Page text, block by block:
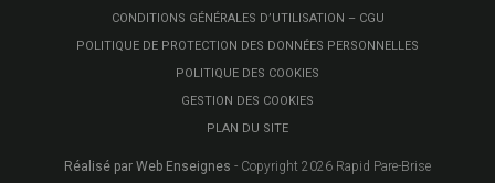
CONDITIONS GÉNÉRALES D’UTILISATION – CGU
POLITIQUE DE PROTECTION DES DONNÉES PERSONNELLES
POLITIQUE DES COOKIES
GESTION DES COOKIES
PLAN DU SITE
Réalisé par Web Enseignes - Copyright 2026 Rapid Pare-Brise